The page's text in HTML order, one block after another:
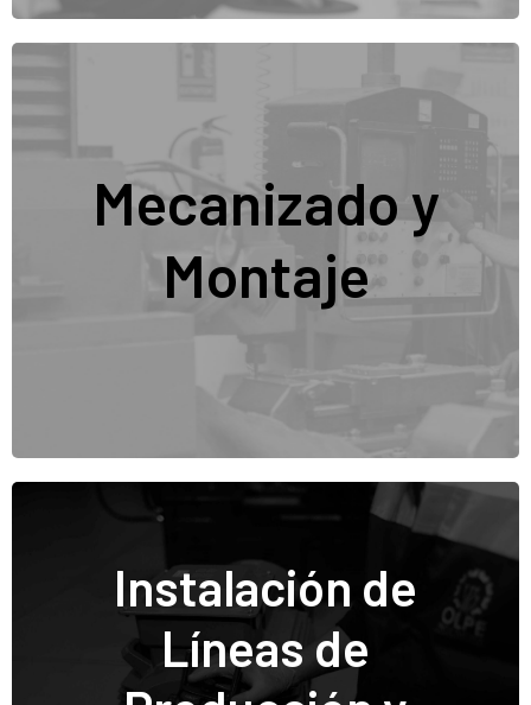
Mecanizado y
Montaje
de mecánicos especialistas para la fabricación de
nuestros diseños y prototipos
cuenta con un taller
componentes mecánicos y electrónicos. Disponemos de
tornos, soldadura TIG/MIG y equipos de precisión, permitiendo la producción
de piezas a medida con los más altos estándares de calidad. En la fase de
montaje, nuestro equipo multidisciplinar se encarga de la
instalación y puesta
de cada proyecto, asegurando su funcionamiento óptimo a través de
Instalación de
Líneas de
Fabricación de armarios eléctricos para nuestros
proyectos o bajo demanda, disponiendo de un
equipo de mantenimiento en exclusiva para
nuestros clientes si así lo desean.
Fabricación de armarios bajo demanda.